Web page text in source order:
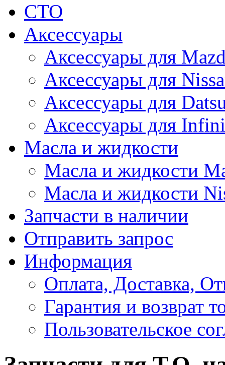
СТО
Аксессуары
Аксессуары для
Аксессуары для
Аксессуары для
Аксессуары для
Масла и жидкости
Масла и жидкости
Масла и жидкости
Запчасти в наличии
Отправить запрос
Информация
Оплата, Доставка,
Гарантия и возврат
Пользовательское